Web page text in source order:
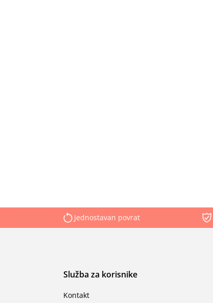
Jednostavan povrat
Služba za korisnike
Kontakt